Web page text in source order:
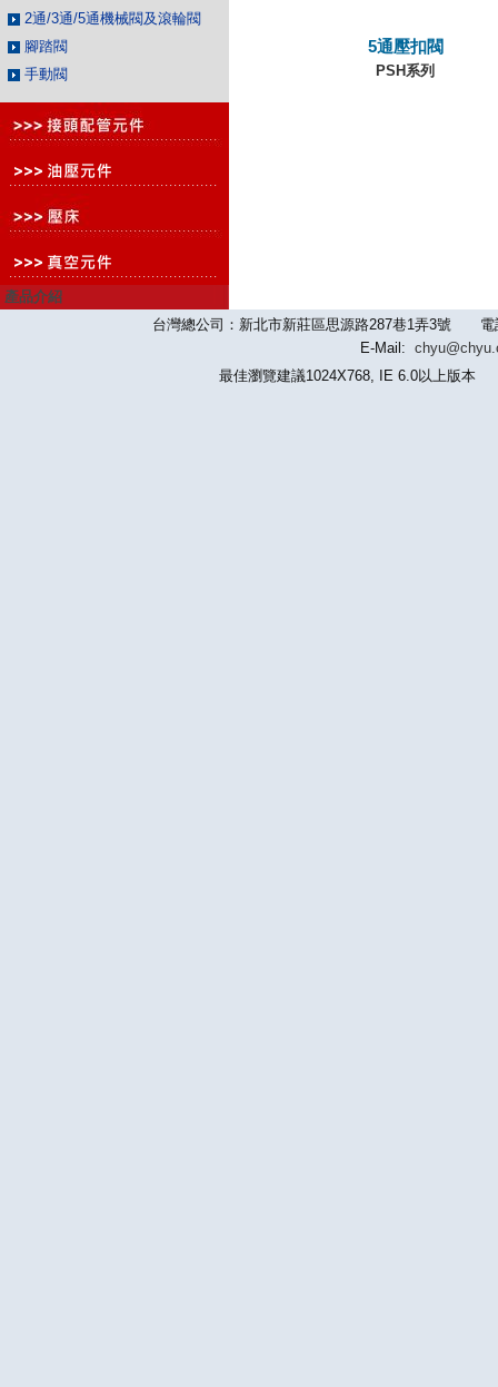
2通/3通/5通機械閥及滾輪閥
腳踏閥
手動閥
產品介紹
5通壓扣閥
PSH系列
台灣總公司：新北市新莊區思源路287巷1弄3號
E-Mail:
最佳瀏覽建議1024X768, IE 6.0以上版本